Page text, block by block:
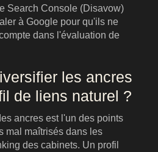
Search Console (Disavow)
à Google pour qu'ils ne
dans l'évaluation de
les ancres
de liens naturel ?
ancres est l'un des points
mal maîtrisés dans les
des cabinets. Un profil